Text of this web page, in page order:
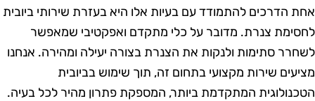
הדרכים להתמודד עם בעיות אלו היא בעזרת שירותי ביובית
צנרת. מדובר על כלי מתקדם ואפקטיבי שמאפשר
סתימות ולנקות את הצנרת בצורה יעילה ומהירה. אנחנו
שירות מקצועי בתחום זה, תוך שימוש בביובית
המתקדמת ביותר, המספקת פתרון מהיר לכל בעיה.